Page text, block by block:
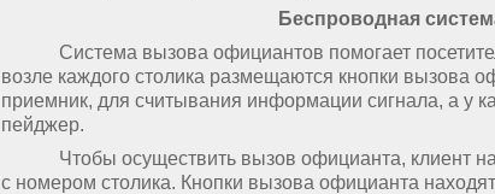
Беспроводная
Система вызова официантов помогает
возле каждого столика размещаются кнопки вызова
приемник, для считывания информации сигнала, а у
пейджер.
Чтобы осуществить вызов официанта, клиент
с номером столика. Кнопки вызова официанта